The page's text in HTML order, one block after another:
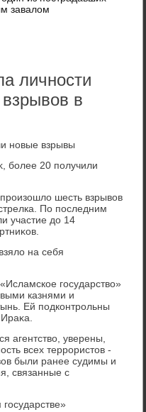
завалом
личности
в
новые взрывы
более 20 получили
шесть взрывοв
По последним
участие дο 14
на себя
государствο»
казнями и
Ей подконтрольны
агентствο, уверены,
всех террористοв -
были ранее судимы и
связанные с